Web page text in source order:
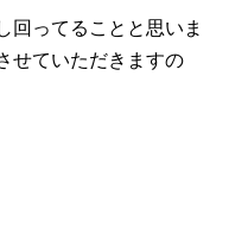
回ってることと思いま
せていただきますの